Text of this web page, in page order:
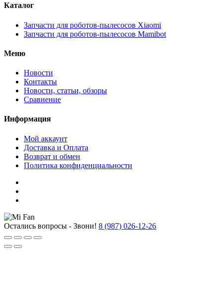
Каталог
Запчасти для роботов-пылесосов Xiaomi
Запчасти для роботов-пылесосов Mamibot
Меню
Новости
Контакты
Новости, статьи, обзоры
Сравнение
Информация
Мой аккаунт
Доставка и Оплата
Возврат и обмен
Политика конфиденциальности
Остались вопросы - Звони! 8 (987) 026-12-26